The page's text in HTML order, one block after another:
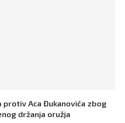
protiv Aca Đukanovića zbog
držanja oružja